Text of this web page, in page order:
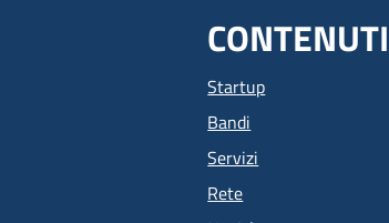
CONTENUTI
Startup
Bandi
Servizi
Rete